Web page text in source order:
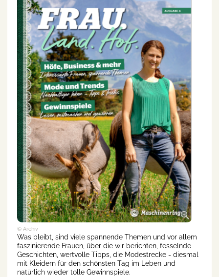
© Archiv
Was bleibt, sind viele spannende Themen und vor allem
faszinierende Frauen, über die wir berichten, fesselnde
Geschichten, wertvolle Tipps, die Modestrecke - diesmal
mit Kleidern für den schönsten Tag im Leben und
natürlich wieder tolle Gewinnspiele.